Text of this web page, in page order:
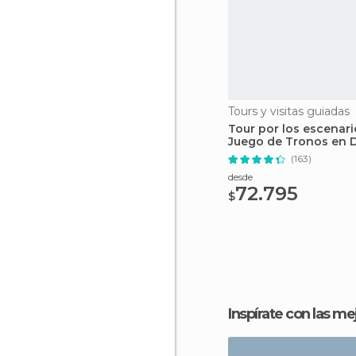
Tours y visitas guiadas
Tour por los
Juego de Tronos en
(163)
desde
$72.795
Inspírate con las